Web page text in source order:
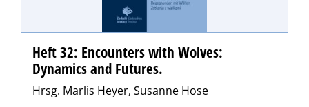
Heft 32: Encounters with Wolves:
Dynamics and Futures.
Hrsg. Marlis Heyer, Susanne Hose